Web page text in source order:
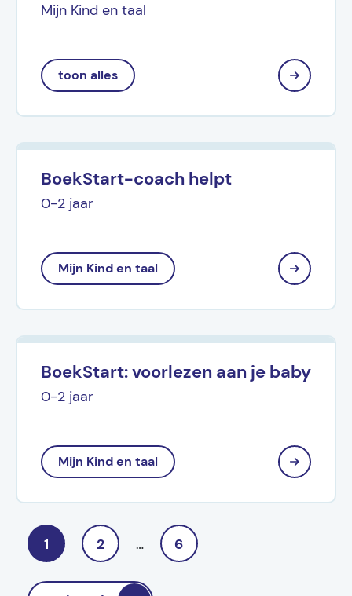
Mijn Kind en taal
toon alles
BoekStart-coach helpt
0-2 jaar
Mijn Kind en taal
BoekStart: voorlezen aan je baby
0-2 jaar
Mijn Kind en taal
1 2 … 6